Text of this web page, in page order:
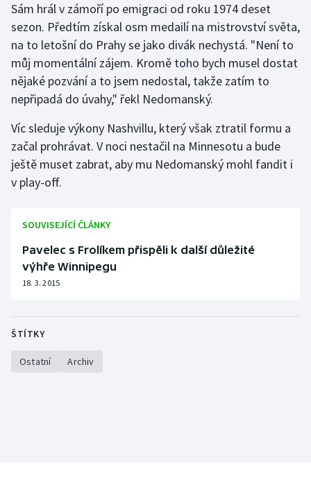
Motorsport
Olympijské hry
Parasport
Plavání
Plážový volejbal
Ragby
Rychlobruslení
Rychlostní kanoistika
Short track
Stolní tenis
Sám hrál v zámoří po emigraci od roku 1974 deset
sezon. Předtím získal osm medailí na mistrovství světa,
na to letošní do Prahy se jako divák nechystá. "Není to
můj momentální zájem. Kromě toho bych musel dostat
nějaké pozvání a to jsem nedostal, takže zatím to
nepřipadá do úvahy," řekl Nedomanský.
Víc sleduje výkony Nashvillu, který však ztratil formu a
začal prohrávat. V noci nestačil na Minnesotu a bude
ještě muset zabrat, aby mu Nedomanský mohl fandit i
v play-off.
SOUVISEJÍCÍ ČLÁNKY
Pavelec s Frolíkem přispěli k další důležité
výhře Winnipegu
18. 3. 2015
ŠTÍTKY
Ostatní Archiv